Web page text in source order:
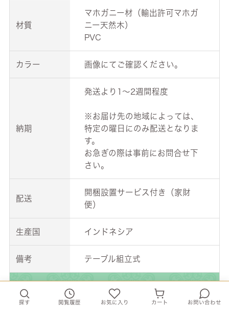
材質
マホガニー材（輸出許可マホガ
ニー天然木）
PVC
カラー 画像にてご確認ください。
納期
発送より1～2週間程度
※お届け先の地域によっては、
特定の曜日にのみ配送となりま
す。
お急ぎの際は事前にお問合せ下
さい。
配送
開梱設置サービス付き（家財
便）
生産国 インドネシア
備考 テーブル組立式
探す 閲覧履歴 お気に入り カート お問い合わせ